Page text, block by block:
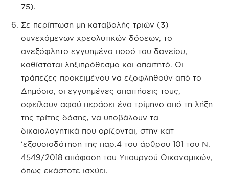
75).
Σε περίπτωση μη καταβολής τριών (3)
συνεχόμενων χρεολυτικών δόσεων, το
ανεξόφλητο εγγυημένο ποσό του δανείου,
καθίσταται ληξιπρόθεσμο και απαιτητό. Οι
τράπεζες προκειμένου να εξοφληθούν από το
Δημόσιο, οι εγγυημένες απαιτήσεις τους,
οφείλουν αφού περάσει ένα τρίμηνο από τη λήξη
της τρίτης δόσης, να υποβάλουν τα
δικαιολογητικά που ορίζονται, στην κατ
‘εξουσιοδότηση της παρ.4 του άρθρου 101 του Ν.
4549/2018 απόφαση του Υπουργού Οικονομικών,
όπως εκάστοτε ισχύει.